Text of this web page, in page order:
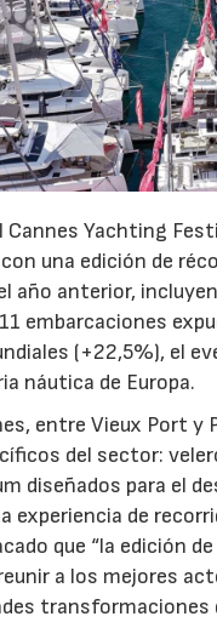
Cannes Yachting
una edición de
año anterior,
embarcaciones
(+22,5%), el
náutica de Europa.
entre Vieux Port
del sector:
diseñados para el
experiencia de
que “la edición
a los mejores